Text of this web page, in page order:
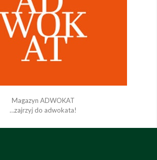
Magazyn ADWOKAT
…zajrzyj do adwokata!